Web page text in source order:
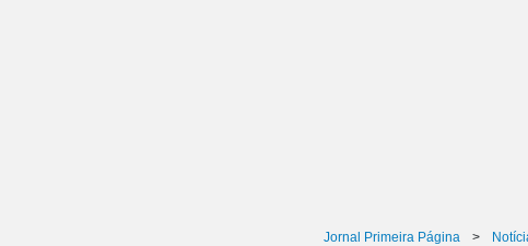
Jornal Primeira Página >